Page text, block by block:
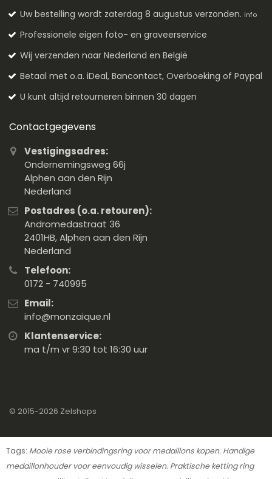
Uw bestelling wordt zaterdag 8 augustus verzonden. info
Professionele eigen foto- en graveerservice
Wij verzenden naar Nederland en België
Betaal met o.a. iDeal, Bancontact, Overboeking of Paypal
U kunt altijd retourneren binnen 30 dagen
Contactgegevens
Vestigingsadres:
Ondernemingsweg 66j
Alphen aan den Rijn
Nederland
Postadres (o.a. retouren):
Andromedastraat 36
2401HB, Alphen aan den Rijn
Nederland
Telefoon:
0172 - 740995
Email:
info@monzaique.nl
Klantenservice:
ma t/m vr 9:30 tot 16:30 uur
© 2015-2026 Zelshops
Tags: Mooie rose verbindingsring voor medaillons kopen. Handige
medaillonhouder voor eenvoudig wisselen. Praktische ketting ring